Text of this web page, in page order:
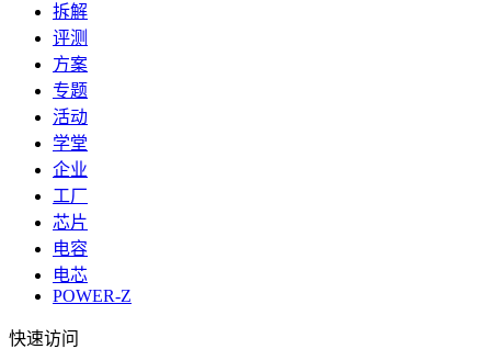
拆解
评测
方案
专题
活动
学堂
企业
工厂
芯片
电容
电芯
POWER-Z
快速访问